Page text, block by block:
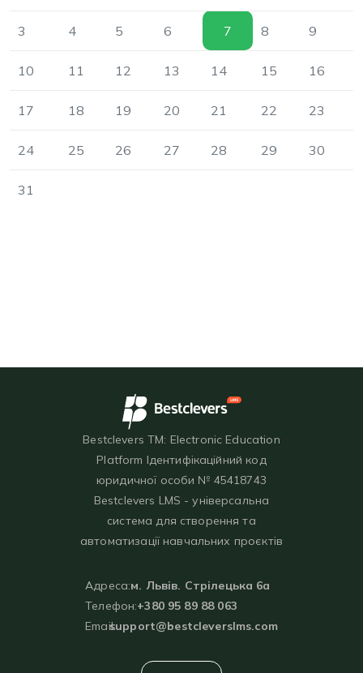
3 4 5 6 7 8 9
10 11 12 13 14 15 16
17 18 19 20 21 22 23
24 25 26 27 28 29 30
31
Bestclevers TM: Electronic Education
Platform Ідентифікаційний код
юридичної особи № 45418743
Bestclevers LMS - універсальна
система для створення та
автоматизації навчальних проєктів
Адреса:м. Львів. Стрілецька 6а
Телефон:+380 95 89 88 063
Email:support@bestcleverslms.com